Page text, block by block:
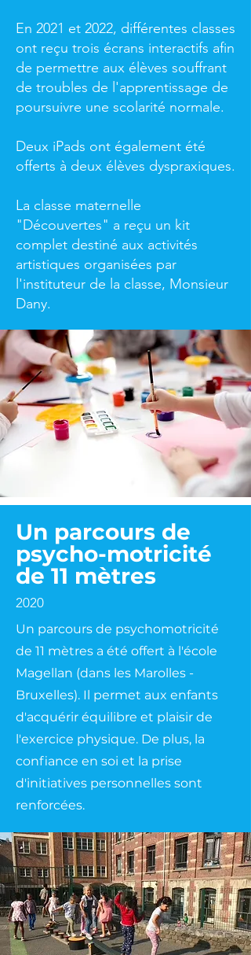
En 2021 et 2022, différentes classes
ont reçu trois écrans interactifs afin
de permettre aux élèves souffrant
de troubles de l'apprentissage de
poursuivre une scolarité normale.
Deux iPads ont également été
offerts à deux élèves dyspraxiques.
La classe maternelle
"Découvertes" a reçu un kit
complet destiné aux activités
artistiques organisées par
l'instituteur de la classe, Monsieur
Dany.
Un parcours de
psycho-motricité
de 11 mètres
2020
Un parcours de psychomotricité
de 11 mètres a été offert à l'école
Magellan (dans les Marolles -
Bruxelles). Il permet aux enfants
d'acquérir équilibre et plaisir de
l'exercice physique. De plus, la
confiance en soi et la prise
d'initiatives personnelles sont
renforcées.